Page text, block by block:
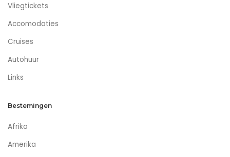
Vliegtickets
Accomodaties
Cruises
Autohuur
Links
Bestemingen
Afrika
Amerika